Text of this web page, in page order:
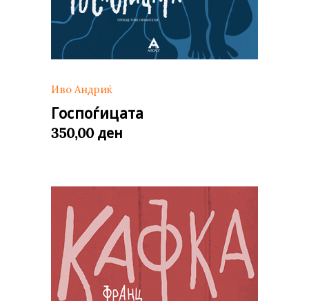
Иво Андриќ
Госпоѓицата
350,00 ден